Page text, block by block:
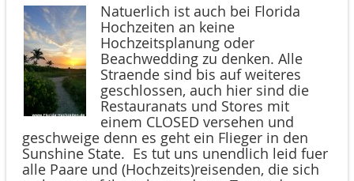
Natuerlich ist auch bei Florida
Hochzeiten an keine
Hochzeitsplanung oder
Beachwedding zu denken. Alle
Straende sind bis auf weiteres
geschlossen, auch hier sind die
Restauranats und Stores mit
einem CLOSED versehen und
geschweige denn es geht ein Flieger in den
Sunshine State. Es tut uns unendlich leid fuer
alle Paare und (Hochzeits)reisenden, die sich